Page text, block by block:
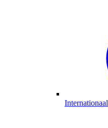
Internationaal